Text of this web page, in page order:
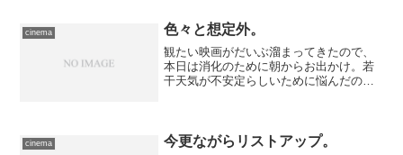
cinema 色々と想定外。
観たい映画がだいぶ溜まってきたので、
本日は消化のために朝からお出かけ。若
干天気が不安定らしいために悩んだので
たぶん今年に入って初めて...
cinema 今更ながらリストアップ。